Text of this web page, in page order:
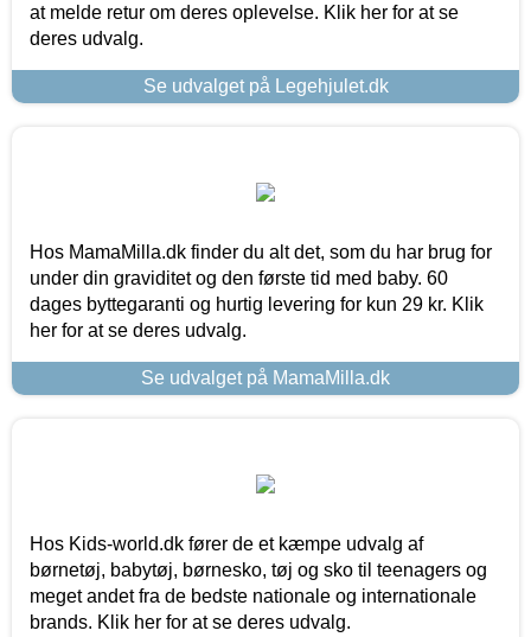
at melde retur om deres oplevelse. Klik her for at se
deres udvalg.
Se udvalget på Legehjulet.dk
Hos MamaMilla.dk finder du alt det, som du har brug for
under din graviditet og den første tid med baby. 60
dages byttegaranti og hurtig levering for kun 29 kr. Klik
her for at se deres udvalg.
Se udvalget på MamaMilla.dk
Hos Kids-world.dk fører de et kæmpe udvalg af
børnetøj, babytøj, børnesko, tøj og sko til teenagers og
meget andet fra de bedste nationale og internationale
brands. Klik her for at se deres udvalg.